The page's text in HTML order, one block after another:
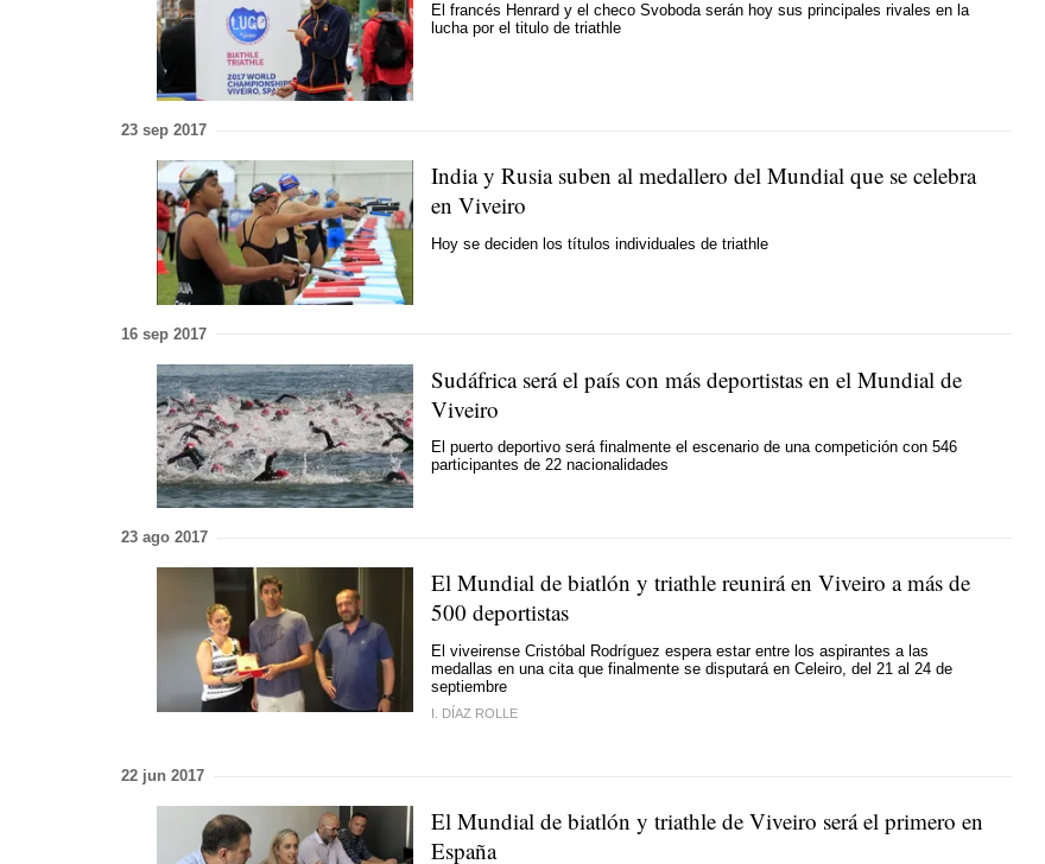
El francés Henrard y el checo Svoboda serán hoy sus principales rivales en la
lucha por el titulo de triathle
23 sep 2017
India y Rusia suben al medallero del Mundial que se celebra
en Viveiro
Hoy se deciden los títulos individuales de triathle
16 sep 2017
Sudáfrica será el país con más deportistas en el Mundial de
Viveiro
El puerto deportivo será finalmente el escenario de una competición con 546
participantes de 22 nacionalidades
23 ago 2017
El Mundial de biatlón y triathle reunirá en Viveiro a más de
500 deportistas
El viveirense Cristóbal Rodríguez espera estar entre los aspirantes a las
medallas en una cita que finalmente se disputará en Celeiro, del 21 al 24 de
septiembre
I. DÍAZ ROLLE
22 jun 2017
El Mundial de biatlón y triathle de Viveiro será el primero en
España